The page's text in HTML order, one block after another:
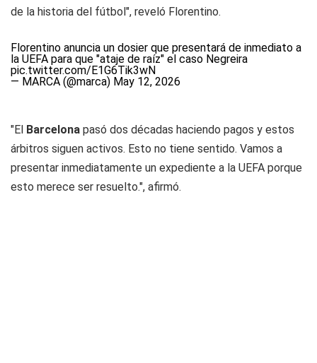
de la historia del fútbol", reveló Florentino.
Florentino anuncia un dosier que presentará de inmediato a
la UEFA para que "ataje de raíz" el caso Negreira
pic.twitter.com/E1G6Tik3wN
— MARCA (@marca) May 12, 2026
"El Barcelona pasó dos décadas haciendo pagos y estos
árbitros siguen activos. Esto no tiene sentido. Vamos a
presentar inmediatamente un expediente a la UEFA porque
esto merece ser resuelto.", afirmó.